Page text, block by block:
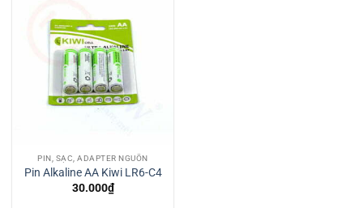
PIN, SẠC, ADAPTER NGUỒN
Pin Alkaline AA Kiwi LR6-C4
30.000₫